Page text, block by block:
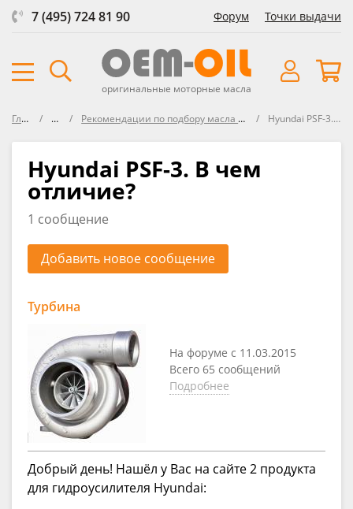
7 (495) 724 81 90 Форум Точки выдачи
оригинальные моторные масла
Главная Форум Рекомендации по подбору масла для МКПП, раздатки, мостов, ГУР Hyundai PSF-3. В чем отличие?
Hyundai PSF-3. В чем
отличие?
1 сообщение
Добавить новое сообщение
Турбина
На форуме с 11.03.2015
Всего 65 сообщений
Подробнее
Добрый день! Нашёл у Вас на сайте 2 продукта
для гидроусилителя Hyundai: